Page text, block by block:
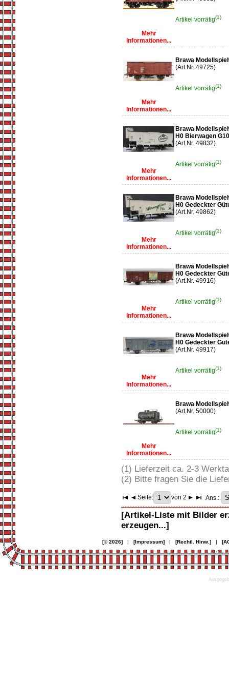
Mehr
Informationen...
Artikel vorrätig(1)
Mehr
Informationen...
Brawa
(Art.Nr. 49725)
Artikel vorrätig(1)
Mehr
Informationen...
Brawa
H0 Bierwagen
(Art.Nr. 49832)
Artikel vorrätig(1)
Mehr
Informationen...
Brawa
H0 Gedeckter
(Art.Nr. 49862)
Artikel vorrätig(1)
Mehr
Informationen...
Brawa
H0 Gedeckter
(Art.Nr. 49916)
Artikel vorrätig(1)
Mehr
Informationen...
Brawa
H0 Gedeckter
(Art.Nr. 49917)
Artikel vorrätig(1)
Mehr
Informationen...
Brawa
(Art.Nr. 50000)
Artikel vorrätig(1)
(1) Lieferzeit ca. 2-3
(2) Bitte fragen Sie die
Seite: von 2 Ans.:
[Artikel-Liste mit Bilder
erzeugen...]
[© 2026]| [Impressum]| [Rechtl. Hinw.]|
©